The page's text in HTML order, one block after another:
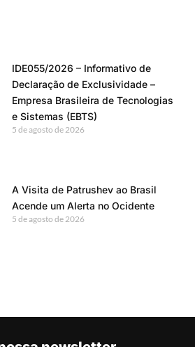
IDE055/2026 – Informativo de
Declaração de Exclusividade –
Empresa Brasileira de Tecnologias
e Sistemas (EBTS)
5 de agosto de 2026
A Visita de Patrushev ao Brasil
Acende um Alerta no Ocidente
5 de agosto de 2026